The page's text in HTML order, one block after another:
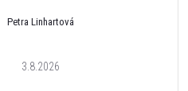
Petra Linhartová
3.8.2026